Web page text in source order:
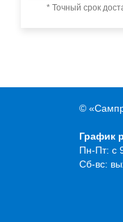
* Точный срок
©
График
Пн-Пт: с
Сб-вс: